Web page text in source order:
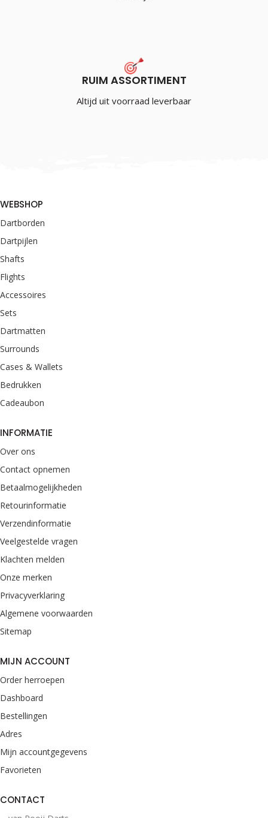
RUIM ASSORTIMENT
Altijd uit voorraad leverbaar
WEBSHOP
Dartborden
Dartpijlen
Shafts
Flights
Accessoires
Sets
Dartmatten
Surrounds
Cases & Wallets
Bedrukken
Cadeaubon
INFORMATIE
Over ons
Contact opnemen
Betaalmogelijkheden
Retourinformatie
Verzendinformatie
Veelgestelde vragen
Klachten melden
Onze merken
Privacyverklaring
Algemene voorwaarden
Sitemap
MIJN ACCOUNT
Order herroepen
Dashboard
Bestellingen
Adres
Mijn accountgegevens
Favorieten
CONTACT